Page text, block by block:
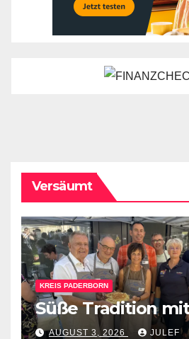
Versäumt
KREIS PADERBORN
Süße Tradition
AUGUST 3, 2026 JULEF